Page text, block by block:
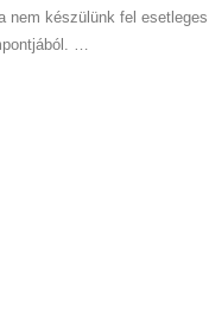
nem készülünk fel
…